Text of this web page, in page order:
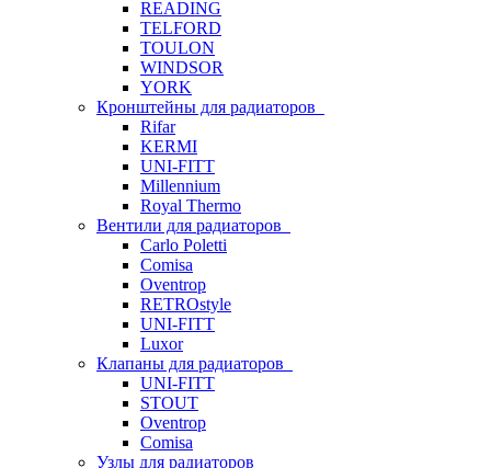
READING
TELFORD
TOULON
WINDSOR
YORK
Кронштейны для радиаторов
Rifar
KERMI
UNI-FITT
Millennium
Royal Thermo
Вентили для радиаторов
Carlo Poletti
Comisa
Oventrop
RETROstyle
UNI-FITT
Luxor
Клапаны для радиаторов
UNI-FITT
STOUT
Oventrop
Comisa
Узлы для радиаторов